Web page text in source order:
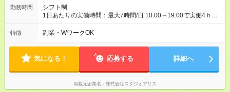
勤務時間
シフト制
1日あたりの実働時間：最大7時間/日 10:00～19:00で実働4ｈ～
◆週2日～・1日4ｈ～OK ◆土日祝勤務できる方歓迎
特徴 副業・WワークOK
気になる！ 応募する 詳細へ
掲載元企業名 株式会社スタジオアリス